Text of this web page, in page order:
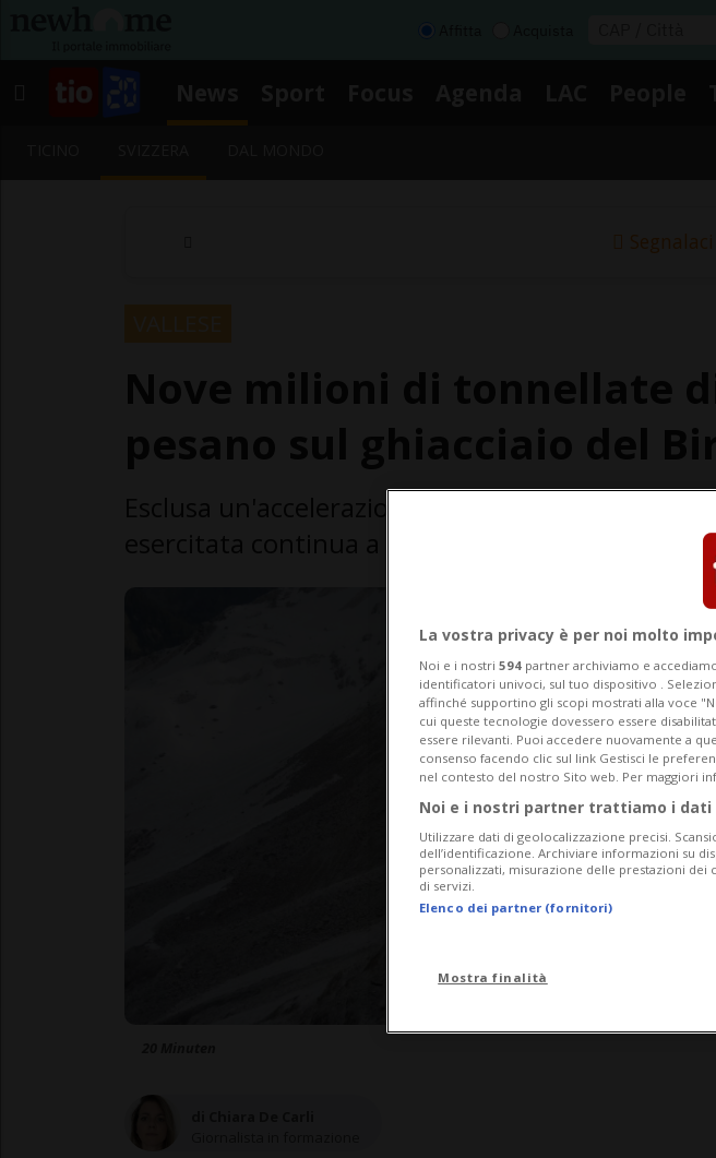
Segnalaci
La vostra privacy è per noi molto
Noi e i nostri 594 partner archiviamo e
identificatori univoci, sul tuo dispositivo .
affinché supportino gli scopi mostrati alla voce
cui queste tecnologie dovessero essere
essere rilevanti. Puoi accedere nuovamente a
consenso facendo clic sul link Gestisci le
nel contesto del nostro Sito web. Per maggiori
Noi e i nostri partner trattiamo i dati
Utilizzare dati di geolocalizzazione precisi.
dell’identificazione. Archiviare informazioni su
personalizzati, misurazione delle prestazioni
di servizi.
Elenco dei partner (fornitori)
Mostra finalità